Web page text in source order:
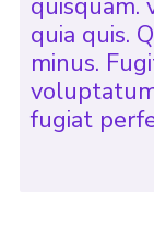
quisquam.
quia quis.
minus.
fugiat